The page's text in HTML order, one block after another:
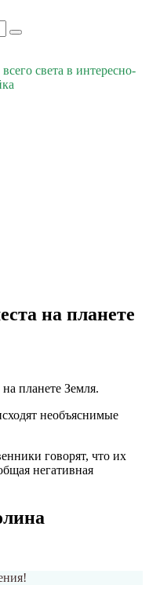
света в интересно-
на планете
планете Земля.
необъяснимые
говорят, что их
негативная